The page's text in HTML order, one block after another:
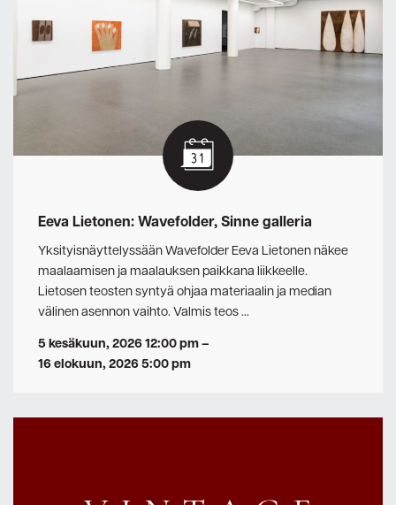
Eeva Lietonen: Wavefolder, Sinne galleria
Yksityisnäyttelyssään Wavefolder Eeva Lietonen näkee
maalaamisen ja maalauksen paikkana liikkeelle.
Lietosen teosten syntyä ohjaa materiaalin ja median
välinen asennon vaihto. Valmis teos …
5 kesäkuun, 2026 12:00 pm–
16 elokuun, 2026 5:00 pm